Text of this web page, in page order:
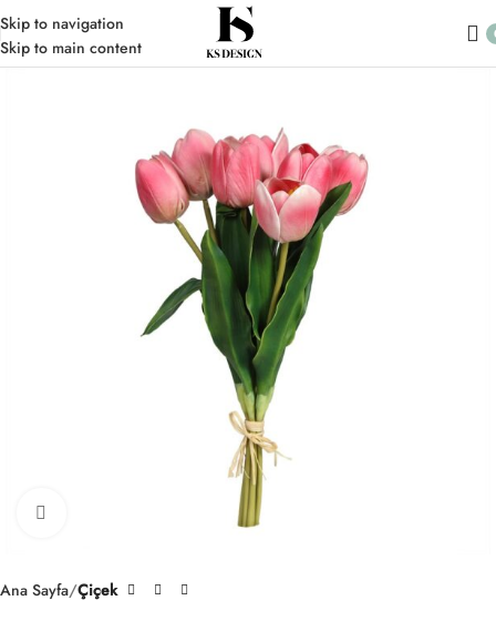
Skip to navigation
Skip to main content
Ana Sayfa Çiçek